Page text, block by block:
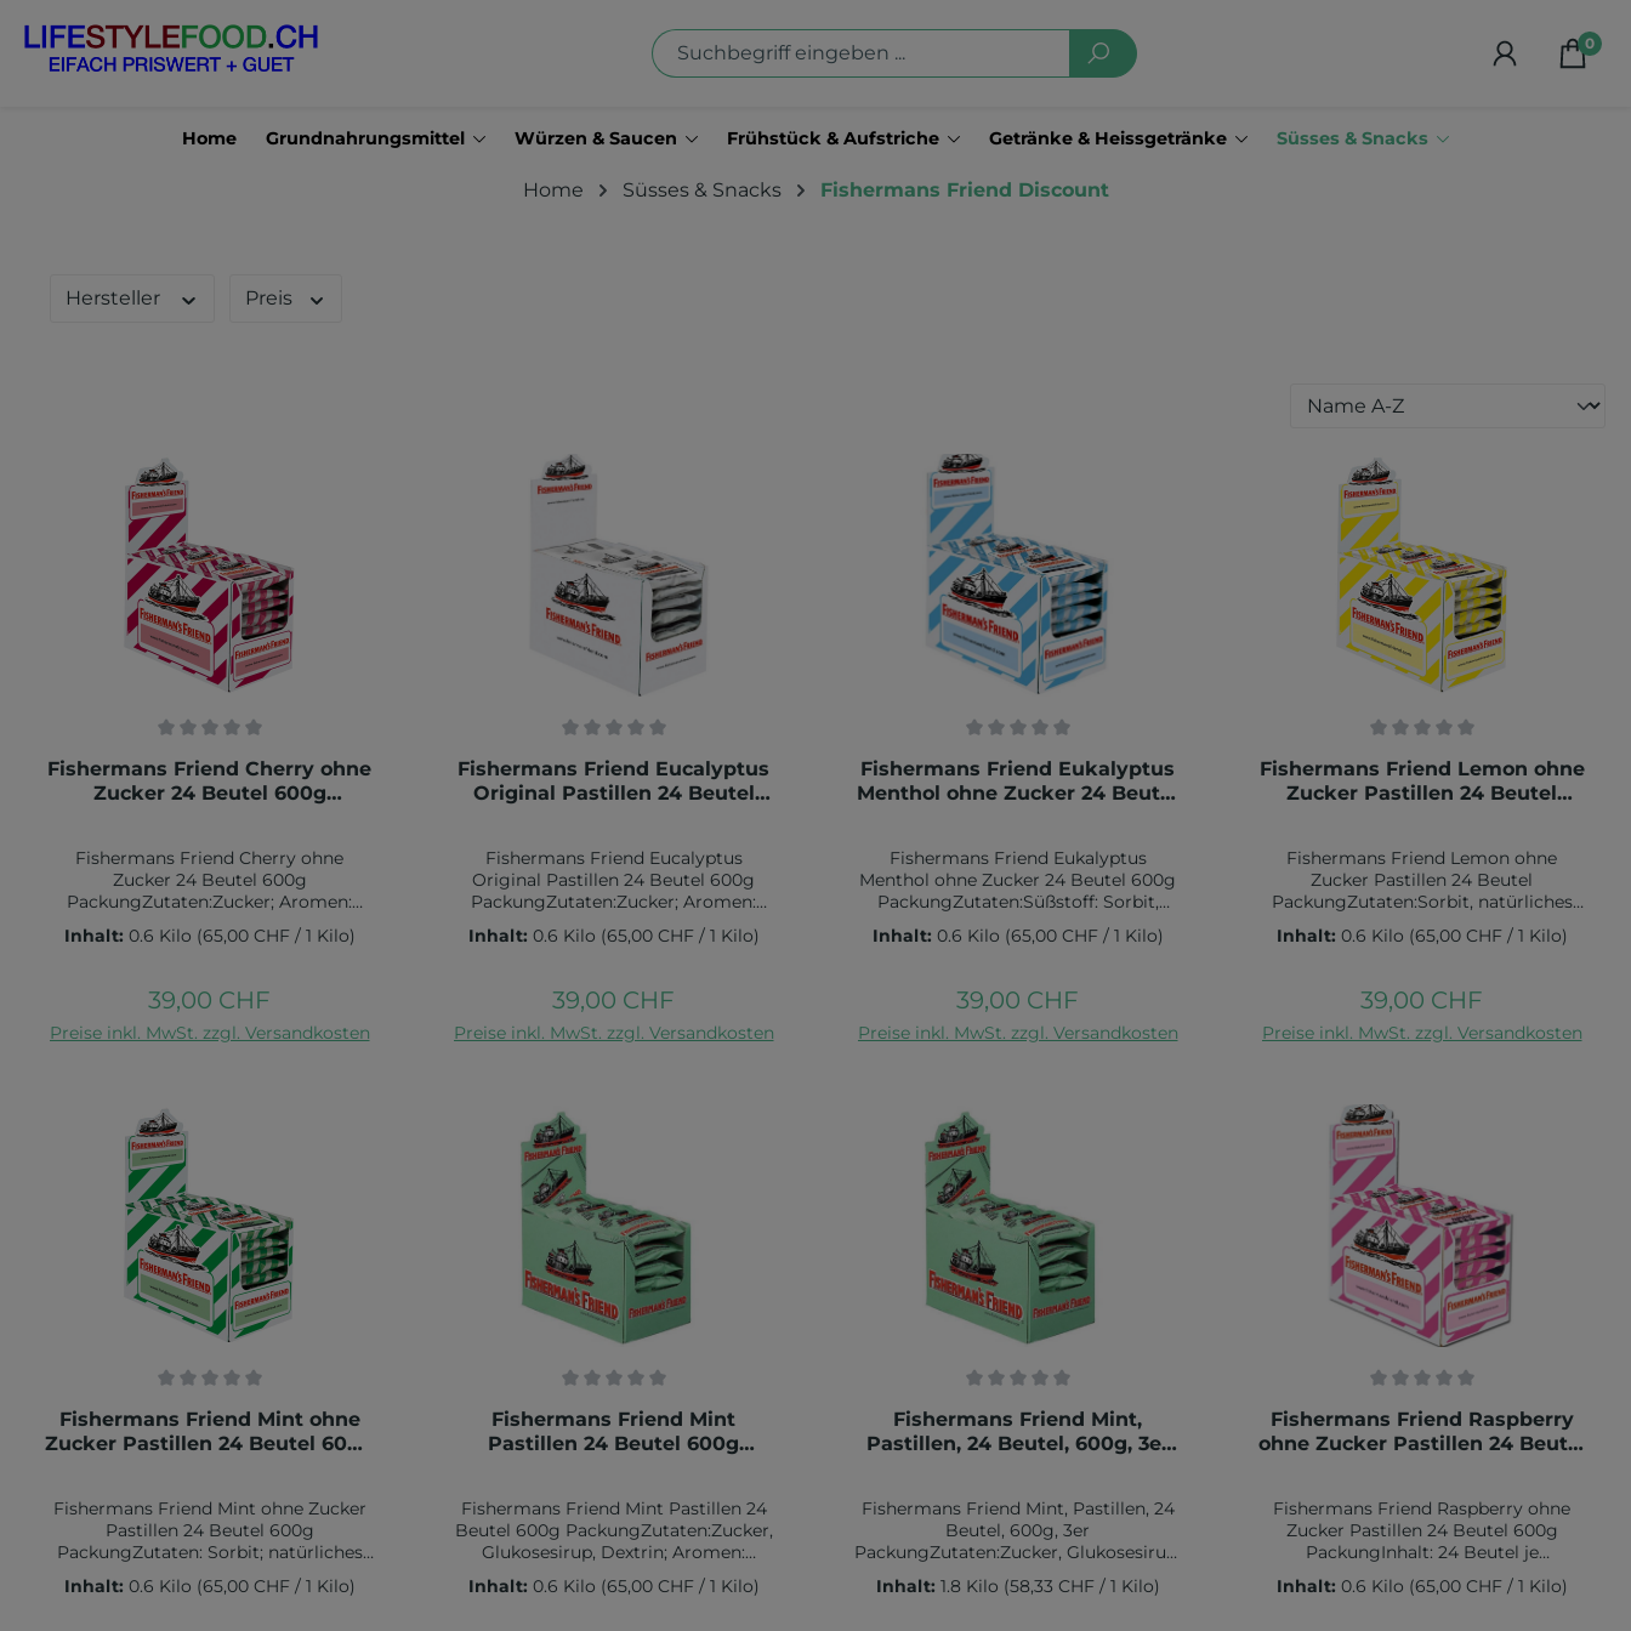
Zur Suche springen
0
Home Grundnahrungsmittel Würzen & Saucen Frühstück & Aufstriche Getränke & Heissgetränke Süsses & Snacks
Home Süsses & Snacks Fishermans Friend Discount
Hersteller Preis
Durchschnittliche Bewertung von 0 von 5 Sternen
Fishermans Friend Cherry ohne
Zucker 24 Beutel 600g
Fishermans Friend Cherry ohne
Zucker 24 Beutel 600g
PackungZutaten:Zucker; Aromen:
Lakritzpulver, Menthol, Eukalyptusöl,
Paprikaextrakt; Dextrin;
Nährwertangaben pro 100 g:
Brennwert: 1619 kJ / 381 kcal Fett: 0,02
g davon gesättigte Fettsäuren: 0,02
trocken lagern
Inhalt: 0.6 Kilo (65,00 CHF / 1 Kilo)
Regulärer Preis:
39,00 CHF
Preise inkl. MwSt. zzgl. Versandkosten
In den Warenkorb
Durchschnittliche Bewertung von 0 von 5 Sternen
Fishermans Friend Eucalyptus
Original Pastillen 24 Beutel
Fishermans Friend Eucalyptus
Original Pastillen 24 Beutel 600g
PackungZutaten:Zucker; Aromen:
Lakritzpulver, Menthol, Eukalyptusöl,
Paprikaextrakt; Dextrin;
Nährwertangaben pro 100 g:
Brennwert: 1619 kJ / 381 kcal Fett: 0,02
g davon gesättigte Fettsäuren: 0,02
trocken lagern
Inhalt: 0.6 Kilo (65,00 CHF / 1 Kilo)
Regulärer Preis:
39,00 CHF
Preise inkl. MwSt. zzgl. Versandkosten
In den Warenkorb
Durchschnittliche Bewertung von 0 von 5 Sternen
Fishermans Friend Eukalyptus
Menthol ohne Zucker 24 Beutel
Fishermans Friend Eukalyptus
Menthol ohne Zucker 24 Beutel 600g
PackungZutaten:Süßstoff: Sorbit,
Aromen: Lakritzpulver, Menthol,
Eukalyptusöl, Paprikaextrakt,
Nährwertangaben pro 100 g:
Brennwert: 1041 kJ / 249 kcal Fett: 0,59
g davon gesättigte Fettsäuren: 0,58
trocken lagern
Inhalt: 0.6 Kilo (65,00 CHF / 1 Kilo)
Regulärer Preis:
39,00 CHF
Preise inkl. MwSt. zzgl. Versandkosten
In den Warenkorb
Durchschnittliche Bewertung von 0
Fishermans Friend Lemon ohne
Zucker Pastillen 24 Beutel
Fishermans Friend Lemon ohne
Zucker Pastillen 24 Beutel
PackungZutaten:Sorbit, natürliches
Zitronenaroma, Trennmittel:
Magnesiumstearat, Säuerungsmittel:
Aromen: Menthol, Vanillin; Farbstoff:
Kurkumin; Süßstoffe: Aspartam (
enthält eine Phenylalaninquelle ) ,
Fettsäuren: 1,28 gKohlenhydrate: 95,9
g davon Zucker: 0,12 gEiweiß: 0,1 g
Salz: 0,003 g
Aufbewahrungshinweis:Kühl und
trocken lagern
Inhalt: 0.6 Kilo (65,00 CHF / 1 Kilo)
Regulärer Preis:
39,00 CHF
Preise inkl. MwSt. zzgl. Versandkosten
In den Warenkorb
Durchschnittliche Bewertung von 0 von 5 Sternen
Fishermans Friend Mint ohne
Zucker Pastillen 24 Beutel 600g
Fishermans Friend Mint ohne Zucker
Pastillen 24 Beutel 600g
PackungZutaten: Sorbit; natürliches
Aroma ( Pfefferminzöl ) ; Trennmittel:
Magnesiumstearat, Süßstoff:
Inhalt: 0.6 Kilo (65,00 CHF / 1 Kilo)
Durchschnittliche Bewertung von 0 von 5 Sternen
Fishermans Friend Mint
Pastillen 24 Beutel 600g
Fishermans Friend Mint Pastillen 24
Beutel 600g PackungZutaten:Zucker,
Glukosesirup, Dextrin; Aromen:
Pfefferminzöl, Menthol;
Verdickungsmittel: Traganth;
Inhalt: 0.6 Kilo (65,00 CHF / 1 Kilo)
Durchschnittliche Bewertung von 0 von 5 Sternen
Fishermans Friend Mint,
Pastillen, 24 Beutel, 600g, 3er
Fishermans Friend Mint, Pastillen, 24
Beutel, 600g, 3er
PackungZutaten:Zucker, Glukosesirup,
Dextrin; Aromen: Pfefferminzöl,
Menthol; Verdickungsmittel: Traganth;
Inhalt: 1.8 Kilo (58,33 CHF / 1 Kilo)
Durchschnittliche Bewertung von 0
Fishermans Friend Raspberry
ohne Zucker Pastillen 24 Beutel
Fishermans Friend Raspberry ohne
Zucker Pastillen 24 Beutel 600g
PackungInhalt: 24 Beutel je
25g, KartondisplayZutaten: Süßungs
mittel: Sorbit, Sucralose, Acesulfam K;
Inhalt: 0.6 Kilo (65,00 CHF / 1 Kilo)